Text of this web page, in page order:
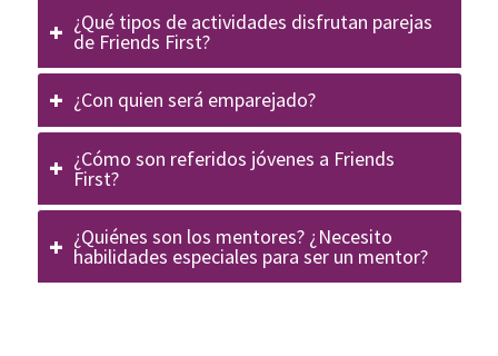
¿Qué tipos de actividades disfrutan parejas
de Friends First?
¿Con quien será emparejado?
¿Cómo son referidos jóvenes a Friends
First?
¿Quiénes son los mentores? ¿Necesito
habilidades especiales para ser un mentor?